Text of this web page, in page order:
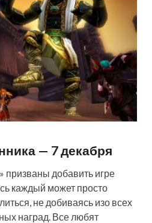
— 7 декабря
призваны добавить игре
каждый может просто
не добиваясь изо всех
наград. Все любят